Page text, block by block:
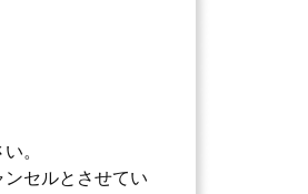
。
セルとさせてい